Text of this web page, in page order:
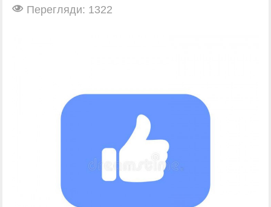
Перегляди: 1322